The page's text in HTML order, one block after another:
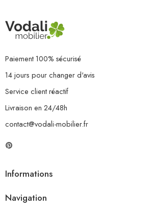
Paiement 100% sécurisé
14 jours pour changer d'avis
Service client réactif
Livraison en 24/48h
contact@vodali-mobilier.fr
Informations
Navigation